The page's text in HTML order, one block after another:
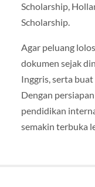
Scholarship,
Scholarship.
Agar peluang
dokumen sejak
Inggris, serta
Dengan
pendidikan
semakin terbuka